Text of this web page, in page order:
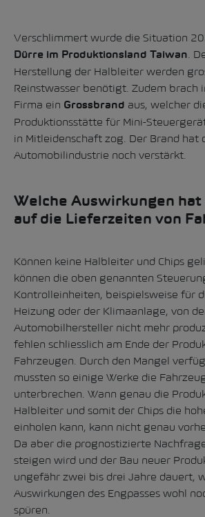
Verschlimmert wurde die Situation
Dürre im Produktionsland Taiwan
.
Herstellung der Halbleiter werden
Reinstwasser benötigt. Zudem brach
Firma ein Grossbrand aus, welcher
Produktionsstätte für Mini-
in Mitleidenschaft zog. Der Brand hat
Automobilindustrie noch verstärkt.
Welche Auswirkungen hat
auf die Lieferzeiten von
Können keine Halbleiter und Chips
können die oben genannten
Kontrolleinheiten, beispielsweise für
Heizung oder der Klimaanlage, von
Automobilhersteller nicht mehr
fehlen schliesslich am Ende der
Fahrzeugen. Durch den Mangel
mussten so einige Werke die
unterbrechen. Wann genau die
Halbleiter und somit der Chips die
einholen kann, kann nicht genau
Da aber die prognostizierte
steigen wird und der Bau neuer
ungefähr zwei bis drei Jahre dauert,
Auswirkungen des Engpasses wohl
spüren.